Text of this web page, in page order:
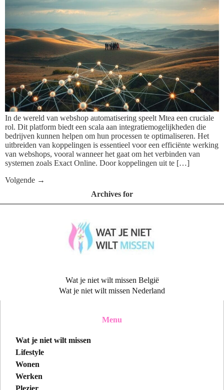
In de wereld van webshop automatisering speelt Mtea een cruciale
rol. Dit platform biedt een scala aan integratiemogelijkheden die
bedrijven kunnen helpen om hun processen te optimaliseren. Het
uitbreiden van koppelingen is essentieel voor een efficiënte werking
van webshops, vooral wanneer het gaat om het verbinden van
systemen zoals Exact Online. Door koppelingen uit te […]
Volgende →
Archives for
Wat je niet wilt missen België
Wat je niet wilt missen Nederland
Menu
Wat je niet wilt missen
Lifestyle
Wonen
Werken
Plezier